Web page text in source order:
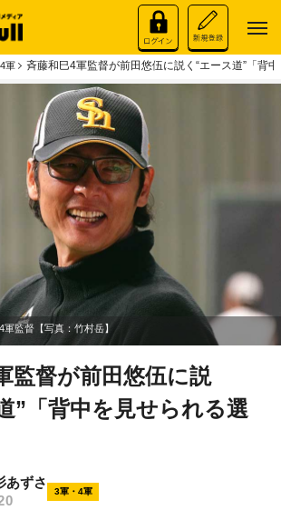
軍 斉藤和巳4軍監督が前田悠伍に説く“エース道”「背
軍監督【写真：竹村岳】
監督が前田悠伍に説
”「背中を見せられる選
あずさ
3軍・4軍